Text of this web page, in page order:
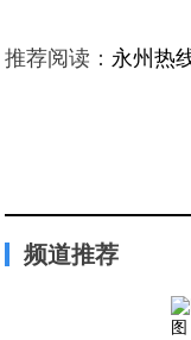
推荐阅读： 永州热
频道推荐